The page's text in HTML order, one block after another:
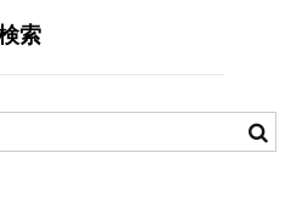
索